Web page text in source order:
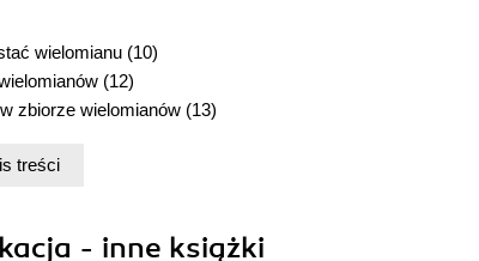
wielomianu (10)
(12)
zbiorze wielomianów (13)
przez wielomian (13)
stopnia drugiego na czynniki (21)
treści
- inne książki